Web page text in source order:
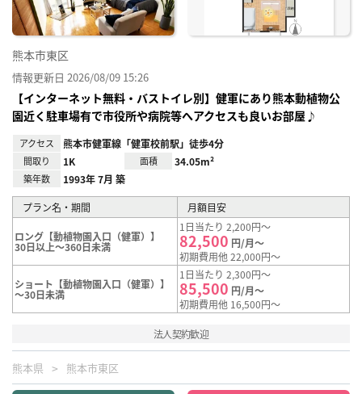
熊本市東区
情報更新日 2026/08/09 15:26
【インターネット無料・バストイレ別】健軍にあり熊本動植物公
園近く駐車場有で市役所や病院等へアクセスも良いお部屋♪
アクセス 熊本市健軍線「健軍校前駅」徒歩4分
間取り 1K 面積 34.05m²
築年数 1993年 7月 築
プラン名・期間 月額目安
ロング【動植物園入口（健軍）】
30日以上～360日未満
1日当たり 2,200円～
82,500 円/月～
初期費用他 22,000円～
ショート【動植物園入口（健軍）】
～30日未満
1日当たり 2,300円～
85,500 円/月～
初期費用他 16,500円～
法人契約歓迎
熊本県 熊本市東区